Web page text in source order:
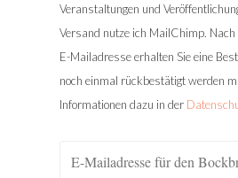
Veranstaltungen und
Versand nutze ich MailChimp. Nach
E-Mailadresse erhalten Sie eine
noch einmal rückbestätigt werden
Informationen dazu in der